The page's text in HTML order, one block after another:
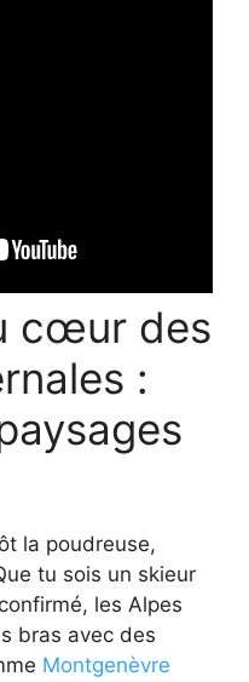
cœur des
:
la poudreuse,
tu sois un skieur
les Alpes
bras avec des
Montgenèvre